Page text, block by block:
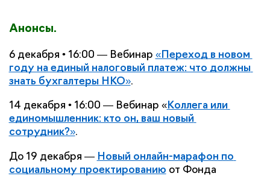
Анонсы.
6 декабря • 16:00 — Вебинар «Переход в новом
году на единый налоговый платеж: что должны
знать бухгалтеры НКО».
14 декабря • 16:00 — Вебинар «Коллега или
единомышленник: кто он, ваш новый
сотрудник?».
До 19 декабря — Новый онлайн-марафон по
социальному проектированию от Фонда